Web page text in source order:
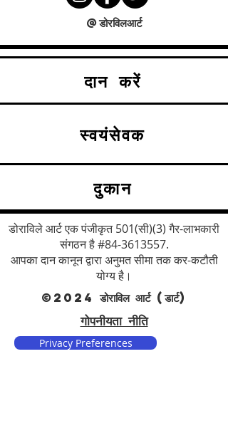
@डोरविलआर्ट
दान करें
स्वयंसेवक
दुकान
डोराविले आर्ट एक पंजीकृत 501(सी)(3) गैर-लाभकारी
संगठन है #84-3613557.
आपका दान कानून द्वारा अनुमत सीमा तक कर-कटौती
योग्य है।
©2024 डोराविल आर्ट (डार्ट)
गोपनीयता नीति
Privacy Preferences